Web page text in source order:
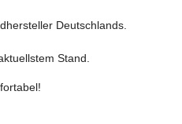
Deutschlands.
Stand.